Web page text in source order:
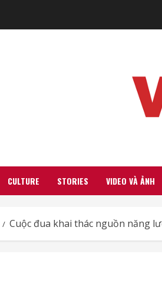
CULTURE STORIES VIDEO VÀ ẢNH
Cuộc đua khai thác nguồn năng